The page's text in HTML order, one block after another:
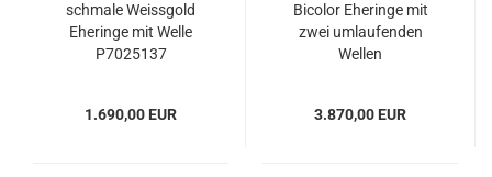
schmale Weissgold
Eheringe mit Welle
P7025137
1.690,00 EUR
Bicolor Eheringe mit
zwei umlaufenden
Wellen
3.870,00 EUR